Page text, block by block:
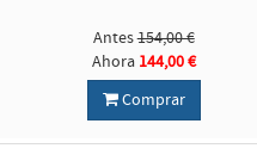
Antes154,00 €
Ahora 144,00 €
Comprar